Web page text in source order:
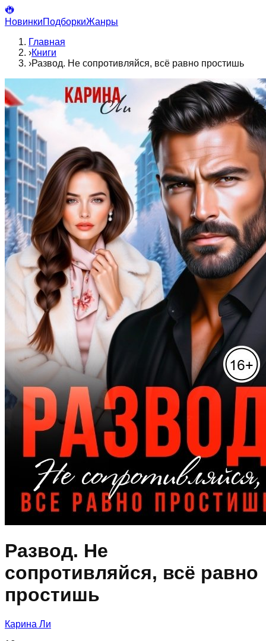
НовинкиПодборкиЖанры
Главная
›Книги
›Развод. Не сопротивляйся, всё равно простишь
Развод. Не
сопротивляйся, всё равно
простишь
Карина Ли